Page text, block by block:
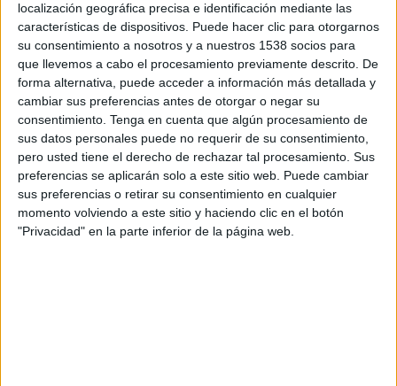
localización geográfica precisa e identificación mediante las
características de dispositivos. Puede hacer clic para otorgarnos
su consentimiento a nosotros y a nuestros 1538 socios para
que llevemos a cabo el procesamiento previamente descrito. De
forma alternativa, puede acceder a información más detallada y
cambiar sus preferencias antes de otorgar o negar su
consentimiento. Tenga en cuenta que algún procesamiento de
sus datos personales puede no requerir de su consentimiento,
pero usted tiene el derecho de rechazar tal procesamiento. Sus
preferencias se aplicarán solo a este sitio web. Puede cambiar
sus preferencias o retirar su consentimiento en cualquier
momento volviendo a este sitio y haciendo clic en el botón
"Privacidad" en la parte inferior de la página web.
ImprimirEnvia
a
un
amic
PDF